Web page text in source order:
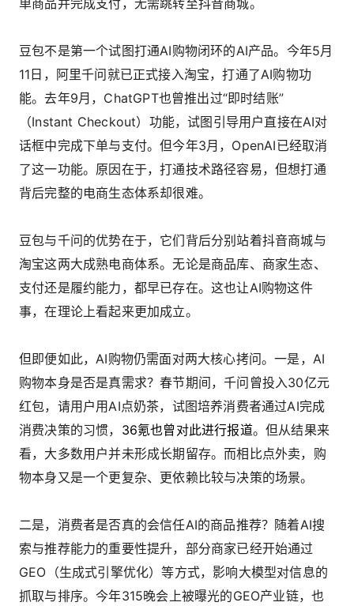
单商品并完成支付，无需跳转至抖音商城。
豆包不是第一个试图打通AI购物闭环的AI产品。今年5月
11日，阿里千问就已正式接入淘宝，打通了AI购物功
能。去年9月，ChatGPT也曾推出过“即时结账”
（Instant Checkout）功能，试图引导用户直接在AI对
话框中完成下单与支付。但今年3月，OpenAI已经取消
了这一功能。原因在于，打通技术路径容易，但想打通
背后完整的电商生态体系却很难。
豆包与千问的优势在于，它们背后分别站着抖音商城与
淘宝这两大成熟电商体系。无论是商品库、商家生态、
支付还是履约能力，都早已存在。这也让AI购物这件
事，在理论上看起来更加成立。
但即便如此，AI购物仍需面对两大核心拷问。一是，AI
购物本身是否是真需求？春节期间，千问曾投入30亿元
红包，请用户用AI点奶茶，试图培养消费者通过AI完成
消费决策的习惯， 36氪也曾对此进行报道。但从结果来
看，大多数用户并未形成长期留存。而相比点外卖，购
物本身又是一个更复杂、更依赖比较与决策的场景。
二是，消费者是否真的会信任AI的商品推荐？随着AI搜
索与推荐能力的重要性提升，部分商家已经开始通过
GEO（生成式引擎优化）等方式，影响大模型对信息的
抓取与排序。今年315晚会上被曝光的GEO产业链，也